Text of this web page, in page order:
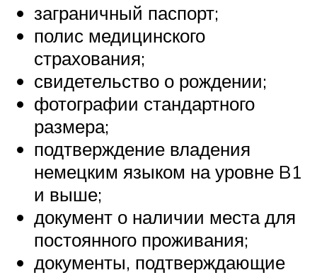
заграничный паспорт;
полис медицинского
страхования;
свидетельство о рождении;
фотографии стандартного
размера;
подтверждение владения
немецким языком на уровне B1
и выше;
документ о наличии места для
постоянного проживания;
документы, подтверждающие